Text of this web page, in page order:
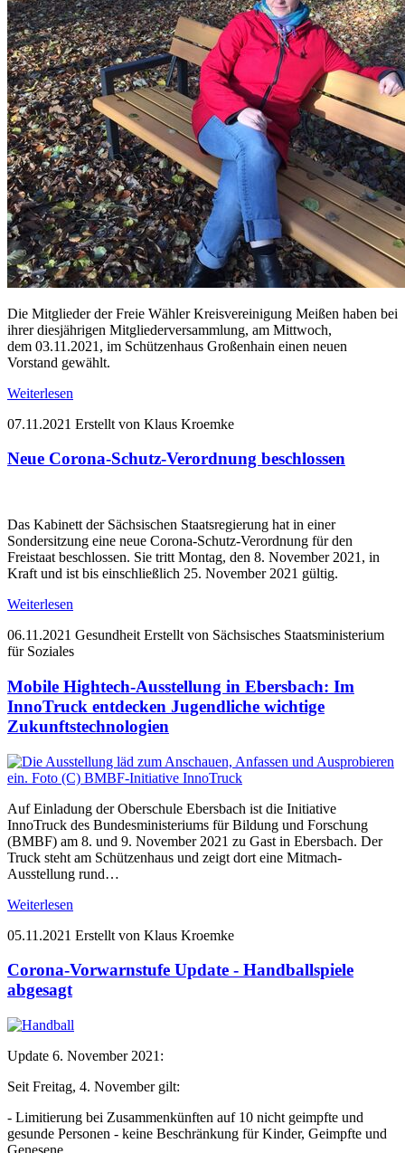
Die Mitglieder der Freie Wähler Kreisvereinigung Meißen haben bei
ihrer diesjährigen Mitgliederversammlung, am Mittwoch,
dem 03.11.2021, im Schützenhaus Großenhain einen neuen
Vorstand gewählt.
Weiterlesen
07.11.2021 Erstellt von Klaus Kroemke
Neue Corona-Schutz-Verordnung beschlossen
Das Kabinett der Sächsischen Staatsregierung hat in einer
Sondersitzung eine neue Corona-Schutz-Verordnung für den
Freistaat beschlossen. Sie tritt Montag, den 8. November 2021, in
Kraft und ist bis einschließlich 25. November 2021 gültig.
Weiterlesen
06.11.2021 Gesundheit Erstellt von Sächsisches Staatsministerium
für Soziales
Mobile Hightech-Ausstellung in Ebersbach: Im
InnoTruck entdecken Jugendliche wichtige
Zukunftstechnologien
Auf Einladung der Oberschule Ebersbach ist die Initiative
InnoTruck des Bundesministeriums für Bildung und Forschung
(BMBF) am 8. und 9. November 2021 zu Gast in Ebersbach. Der
Truck steht am Schützenhaus und zeigt dort eine Mitmach-
Ausstellung rund…
Weiterlesen
05.11.2021 Erstellt von Klaus Kroemke
Corona-Vorwarnstufe Update - Handballspiele
abgesagt
Update 6. November 2021:
Seit Freitag, 4. November gilt:
- Limitierung bei Zusammenkünften auf 10 nicht geimpfte und
gesunde Personen - keine Beschränkung für Kinder, Geimpfte und
Genesene